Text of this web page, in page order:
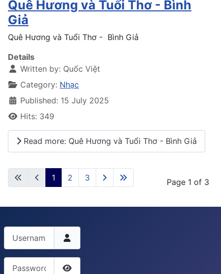
Quê Hương và Tuổi Thơ - Bình
Giả
Quê Hương và Tuổi Thơ - Bình Giả
Details
Written by: Quốc Việt
Category: Nhạc
Published: 15 July 2025
Hits: 349
Read more: Quê Hương và Tuổi Thơ - Bình Giả
Page 1 of 3
1 2 3
Password